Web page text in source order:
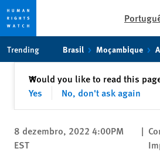
content
Trending Brasil Moçambique
Would you like to read this
Yes
No, don't ask again
✕Fechar
8 dezembro, 2022 4:00PM
EST
|